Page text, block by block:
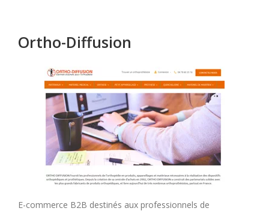
Ortho-Diffusion
E-commerce B2B destinés aux professionnels de